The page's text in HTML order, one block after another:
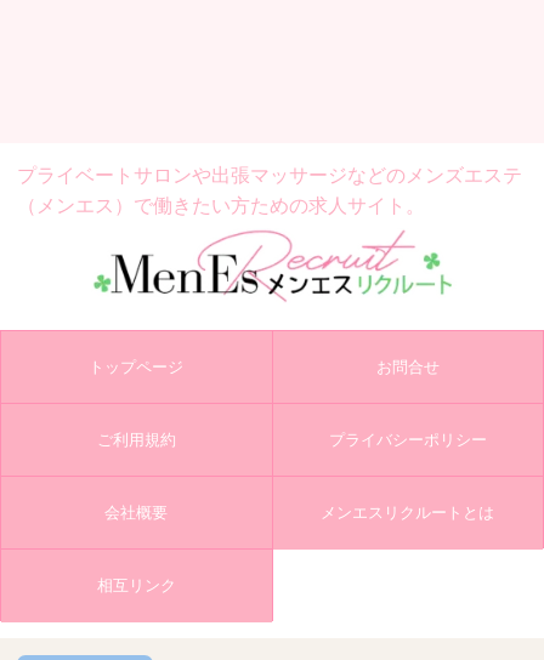
プライベートサロンや出張マッサージなどの メンズエステ
（メンエス）で働きたい方ための求人サイト。
トップページ お問合せ
ご利用規約 プライバシーポリシー
会社概要 メンエスリクルートとは
相互リンク